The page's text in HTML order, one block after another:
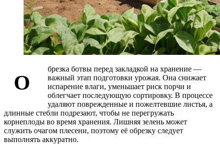
О
брезка ботвы перед закладкой на хранение —
важный этап подготовки урожая. Она снижает
испарение влаги, уменьшает риск порчи и
облегчает последующую сортировку. В процессе
удаляют поврежденные и пожелтевшие листья, а
длинные стебли подрезают, чтобы не перегружать
корнеплоды во время хранения. Лишняя зелень может
служить очагом плесени, поэтому её обрезку следует
выполнять аккуратно.